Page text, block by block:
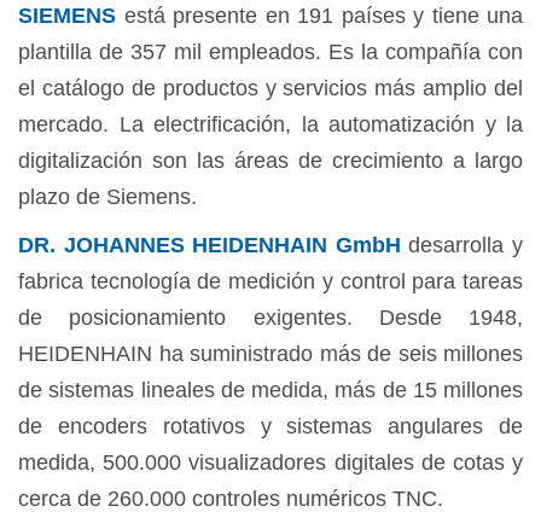
SIEMENS está presente en 191 países y tiene una
plantilla de 357 mil empleados. Es la compañía con
el catálogo de productos y servicios más amplio del
mercado. La electrificación, la automatización y la
digitalización son las áreas de crecimiento a largo
plazo de Siemens.
DR. JOHANNES HEIDENHAIN GmbH desarrolla y
fabrica tecnología de medición y control para tareas
de posicionamiento exigentes. Desde 1948,
HEIDENHAIN ha suministrado más de seis millones
de sistemas lineales de medida, más de 15 millones
de encoders rotativos y sistemas angulares de
medida, 500.000 visualizadores digitales de cotas y
cerca de 260.000 controles numéricos TNC.